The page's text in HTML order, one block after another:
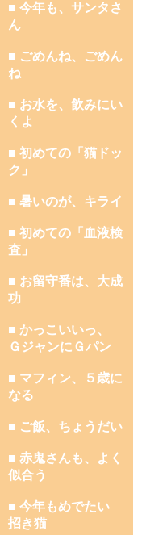
■ 今年も、サンタさ
ん
■ ごめんね、ごめん
ね
■ お水を、飲みにい
くよ
■ 初めての「猫ドッ
ク」
■ 暑いのが、キライ
■ 初めての「血液検
査」
■ お留守番は、大成
功
■ かっこいいっ、
ＧジャンにＧパン
■ マフィン、５歳に
なる
■ ご飯、ちょうだい
■ 赤鬼さんも、よく
似合う
■ 今年もめでたい
招き猫